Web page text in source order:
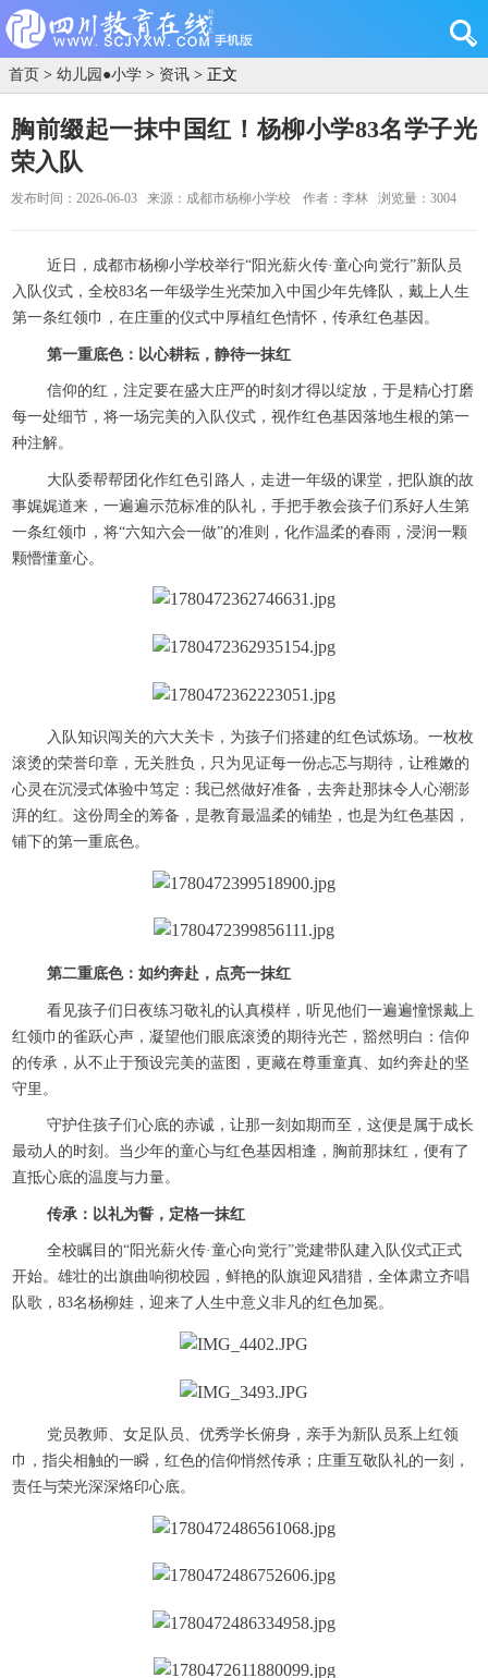
首页 > 幼儿园●小学 > 资讯 > 正文
胸前缀起一抹中国红！杨柳小学83名学子光
荣入队
发布时间：2026-06-03 来源：成都市杨柳小学校 作者：李林 浏览量：3004
近日，成都市杨柳小学校举行“阳光薪火传·童心向党行”新队员
入队仪式，全校83名一年级学生光荣加入中国少年先锋队，戴上人生
第一条红领巾，在庄重的仪式中厚植红色情怀，传承红色基因。
第一重底色：以心耕耘，静待一抹红
信仰的红，注定要在盛大庄严的时刻才得以绽放，于是精心打磨
每一处细节，将一场完美的入队仪式，视作红色基因落地生根的第一
种注解。
大队委帮帮团化作红色引路人，走进一年级的课堂，把队旗的故
事娓娓道来，一遍遍示范标准的队礼，手把手教会孩子们系好人生第
一条红领巾，将“六知六会一做”的准则，化作温柔的春雨，浸润一颗
颗懵懂童心。
入队知识闯关的六大关卡，为孩子们搭建的红色试炼场。一枚枚
滚烫的荣誉印章，无关胜负，只为见证每一份忐忑与期待，让稚嫩的
心灵在沉浸式体验中笃定：我已然做好准备，去奔赴那抹令人心潮澎
湃的红。这份周全的筹备，是教育最温柔的铺垫，也是为红色基因，
铺下的第一重底色。
第二重底色：如约奔赴，点亮一抹红
看见孩子们日夜练习敬礼的认真模样，听见他们一遍遍憧憬戴上
红领巾的雀跃心声，凝望他们眼底滚烫的期待光芒，豁然明白：信仰
的传承，从不止于预设完美的蓝图，更藏在尊重童真、如约奔赴的坚
守里。
守护住孩子们心底的赤诚，让那一刻如期而至，这便是属于成长
最动人的时刻。当少年的童心与红色基因相逢，胸前那抹红，便有了
直抵心底的温度与力量。
传承：以礼为誓，定格一抹红
全校瞩目的“阳光薪火传·童心向党行”党建带队建入队仪式正式
开始。雄壮的出旗曲响彻校园，鲜艳的队旗迎风猎猎，全体肃立齐唱
队歌，83名杨柳娃，迎来了人生中意义非凡的红色加冕。
党员教师、女足队员、优秀学长俯身，亲手为新队员系上红领
巾，指尖相触的一瞬，红色的信仰悄然传承；庄重互敬队礼的一刻，
责任与荣光深深烙印心底。